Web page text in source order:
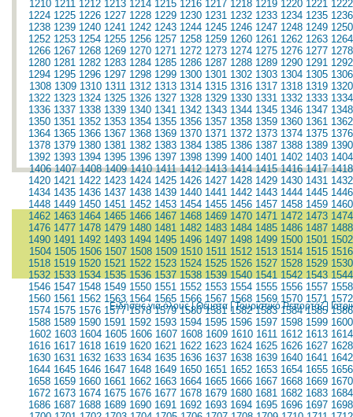
1210 1211 1212 1213 1214 1215 1216 1217 1218 1219 1220 1221 1222
1224 1225 1226 1227 1228 1229 1230 1231 1232 1233 1234 1235 1236
1238 1239 1240 1241 1242 1243 1244 1245 1246 1247 1248 1249 1250
1252 1253 1254 1255 1256 1257 1258 1259 1260 1261 1262 1263 1264
1266 1267 1268 1269 1270 1271 1272 1273 1274 1275 1276 1277 1278
1280 1281 1282 1283 1284 1285 1286 1287 1288 1289 1290 1291 1292
1294 1295 1296 1297 1298 1299 1300 1301 1302 1303 1304 1305 1306
1308 1309 1310 1311 1312 1313 1314 1315 1316 1317 1318 1319 1320
1322 1323 1324 1325 1326 1327 1328 1329 1330 1331 1332 1333 1334
1336 1337 1338 1339 1340 1341 1342 1343 1344 1345 1346 1347 1348
1350 1351 1352 1353 1354 1355 1356 1357 1358 1359 1360 1361 1362
1364 1365 1366 1367 1368 1369 1370 1371 1372 1373 1374 1375 1376
1378 1379 1380 1381 1382 1383 1384 1385 1386 1387 1388 1389 1390
1392 1393 1394 1395 1396 1397 1398 1399 1400 1401 1402 1403 1404
1406 1407 1408 1409 1410 1411 1412 1413 1414 1415 1416 1417 1418
1420 1421 1422 1423 1424 1425 1426 1427 1428 1429 1430 1431 1432
1434 1435 1436 1437 1438 1439 1440 1441 1442 1443 1444 1445 1446
1448 1449 1450 1451 1452 1453 1454 1455 1456 1457 1458 1459 1460
1462 1463 1464 1465 1466 1467 1468 1469 1470 1471 1472 1473 1474
1476 1477 1478 1479 1480 1481 1482 1483 1484 1485 1486 1487 1488
1490 1491 1492 1493 1494 1495 1496 1497 1498 1499 1500 1501 1502
1504 1505 1506 1507 1508 1509 1510 1511 1512 1513 1514 1515 1516
1518 1519 1520 1521 1522 1523 1524 1525 1526 1527 1528 1529 1530
1532 1533 1534 1535 1536 1537 1538 1539 1540 1541 1542 1543 1544
1546 1547 1548 1549 1550 1551 1552 1553 1554 1555 1556 1557 1558
1560 1561 1562 1563 1564 1565 1566 1567 1568 1569 1570 1571 1572
1574 1575 1576 1577 1578 1579 1580 1581 1582 1583 1584 1585 1586
1588 1589 1590 1591 1592 1593 1594 1595 1596 1597 1598 1599 1600
1602 1603 1604 1605 1606 1607 1608 1609 1610 1611 1612 1613 1614
1616 1617 1618 1619 1620 1621 1622 1623 1624 1625 1626 1627 1628
1630 1631 1632 1633 1634 1635 1636 1637 1638 1639 1640 1641 1642
1644 1645 1646 1647 1648 1649 1650 1651 1652 1653 1654 1655 1656
1658 1659 1660 1661 1662 1663 1664 1665 1666 1667 1668 1669 1670
1672 1673 1674 1675 1676 1677 1678 1679 1680 1681 1682 1683 1684
1686 1687 1688 1689 1690 1691 1692 1693 1694 1695 1696 1697 1698
Ειδήσεις για όλους|Θέματα|Τουριστικό Ρεπορτάζ|